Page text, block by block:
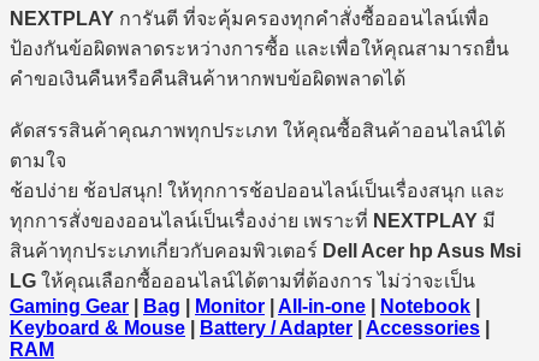
NEXTPLAY การันตี ที่จะคุ้มครองทุกคำสั่งซื้อออนไลน์เพื่อ
ป้องกันข้อผิดพลาดระหว่างการซื้อ และเพื่อให้คุณสามารถยื่น
คำขอเงินคืนหรือคืนสินค้าหากพบข้อผิดพลาดได้
คัดสรรสินค้าคุณภาพทุกประเภท ให้คุณซื้อสินค้าออนไลน์ได้
ตามใจ
ช้อปง่าย ช้อปสนุก! ให้ทุกการช้อปออนไลน์เป็นเรื่องสนุก และ
ทุกการสั่งของออนไลน์เป็นเรื่องง่าย เพราะที่ NEXTPLAY มี
สินค้าทุกประเภทเกี่ยวกับคอมพิวเตอร์ Dell Acer hp Asus Msi
LG ให้คุณเลือกซื้อออนไลน์ได้ตามที่ต้องการ ไม่ว่าจะเป็น
Gaming Gear
Bag Monitor All-in-one Notebook
Keyboard & Mouse
Battery / Adapter Accessories
RAM